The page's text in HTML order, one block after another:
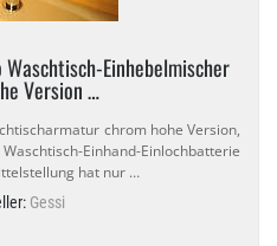
​Einhebelmischer
Version …
chrom hohe Version,
​Einhand-​Einlochbatterie
hat nur …
Gessi